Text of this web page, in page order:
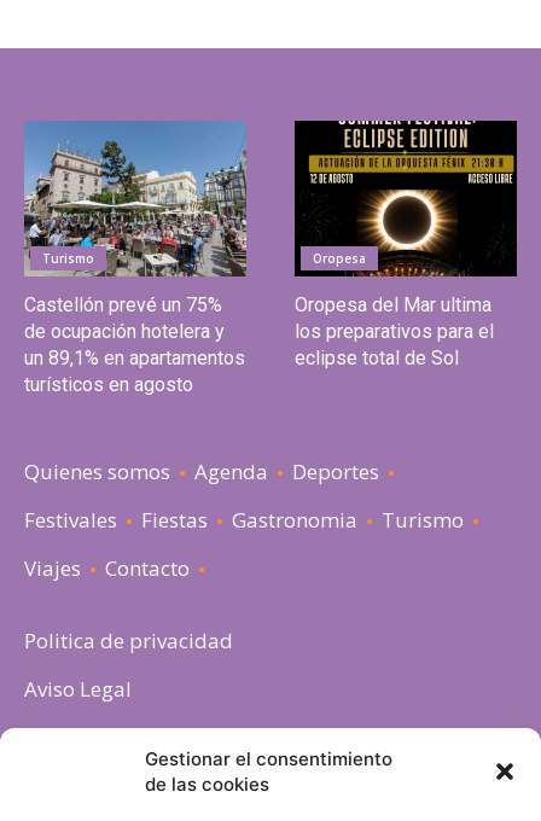
Gestionar el consentimiento
de las cookies
Turismo
Castellón prevé un 75%
de ocupación hotelera y
un 89,1% en apartamentos
turísticos en agosto
Oropesa
Oropesa del Mar ultima
los preparativos para el
eclipse total de Sol
Quienes somos Agenda
Deportes
Festivales
Fiestas Gastronomia
Turismo
Viajes
Contacto
Politica de privacidad
Aviso Legal
Política de cookies